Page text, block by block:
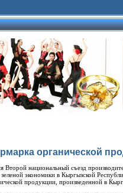
органической
Второй национальный съезд
зеленой экономики в Кыргызской
продукции, произведенной в